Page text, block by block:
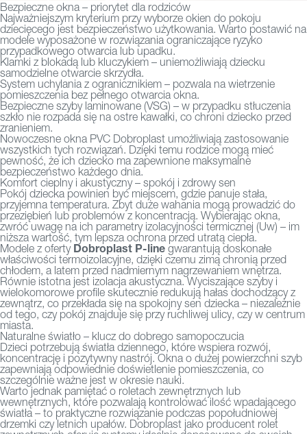
Bezpieczne okna – priorytet dla rodziców
Najważniejszym kryterium przy wyborze okien do pokoju
dziecięcego jest bezpieczeństwo użytkowania. Warto postawić na
modele wyposażone w rozwiązania ograniczające ryzyko
przypadkowego otwarcia lub upadku.
Klamki z blokadą lub kluczykiem – uniemożliwiają dziecku
samodzielne otwarcie skrzydła.
System uchylania z ogranicznikiem – pozwala na wietrzenie
pomieszczenia bez pełnego otwarcia okna.
Bezpieczne szyby laminowane (VSG) – w przypadku stłuczenia
szkło nie rozpada się na ostre kawałki, co chroni dziecko przed
zranieniem.
Nowoczesne okna PVC Dobroplast umożliwiają zastosowanie
wszystkich tych rozwiązań. Dzięki temu rodzice mogą mieć
pewność, że ich dziecko ma zapewnione maksymalne
bezpieczeństwo każdego dnia.
Komfort cieplny i akustyczny – spokój i zdrowy sen
Pokój dziecka powinien być miejscem, gdzie panuje stała,
przyjemna temperatura. Zbyt duże wahania mogą prowadzić do
przeziębień lub problemów z koncentracją. Wybierając okna,
zwróć uwagę na ich parametry izolacyjności termicznej (Uw) – im
niższa wartość, tym lepsza ochrona przed utratą ciepła.
Modele z oferty Dobroplast P-line gwarantują doskonałe
właściwości termoizolacyjne, dzięki czemu zimą chronią przed
chłodem, a latem przed nadmiernym nagrzewaniem wnętrza.
Równie istotna jest izolacja akustyczna. Wyciszające szyby i
wielokomorowe profile skutecznie redukują hałas dochodzący z
zewnątrz, co przekłada się na spokojny sen dziecka – niezależnie
od tego, czy pokój znajduje się przy ruchliwej ulicy, czy w centrum
miasta.
Naturalne światło – klucz do dobrego samopoczucia
Dzieci potrzebują światła dziennego, które wspiera rozwój,
koncentrację i pozytywny nastrój. Okna o dużej powierzchni szyb
zapewniają odpowiednie doświetlenie pomieszczenia, co
szczególnie ważne jest w okresie nauki.
Warto jednak pamiętać o roletach zewnętrznych lub
wewnętrznych, które pozwalają kontrolować ilość wpadającego
światła – to praktyczne rozwiązanie podczas popołudniowej
drzemki czy letnich upałów. Dobroplast jako producent rolet